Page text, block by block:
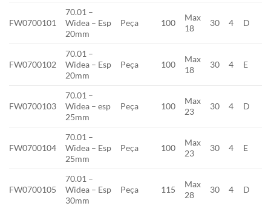
FW0700101
70.01 –
Widea – Esp
20mm
Peça 100
Max
18
30 4 D
FW0700102
70.01 –
Widea – Esp
20mm
Peça 100
Max
18
30 4 E
FW0700103
70.01 –
Widea – esp
25mm
Peça 100
Max
23
30 4 D
FW0700104
70.01 –
Widea – Esp
25mm
Peça 100
Max
23
30 4 E
FW0700105
70.01 –
Widea – Esp
30mm
Peça 115
Max
28
30 4 D